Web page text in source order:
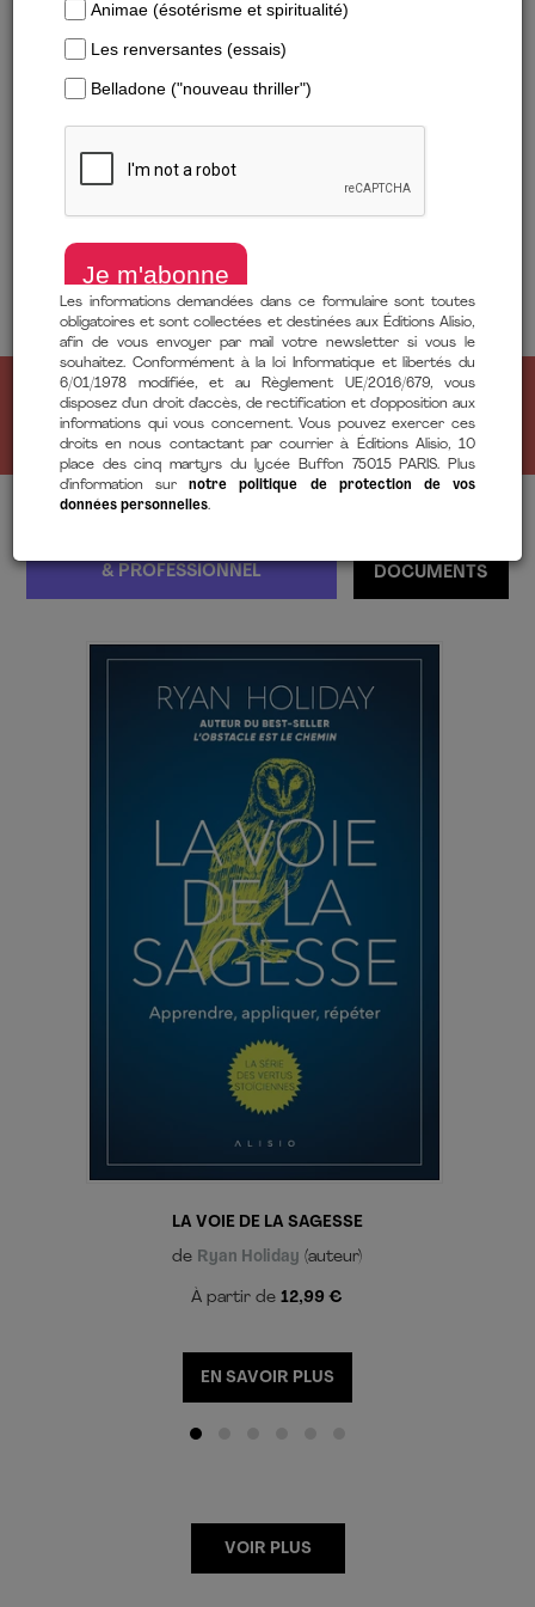
développement professionnel.
Pensée critique, méthodes concrètes et sagesse
intemporelle :
Alisio est le seul éditeur qui entraîne votre esprit comme
un athlète de haut niveau, en mettant les maîtres de la
réussite entre vos mains.
Abonnez-vous à notre newsletter
& PROFESSIONNEL
DOCUMENTS
LA VOIE DE LA SAGESSE
de Ryan Holiday (auteur)
À partir de12,99 €
EN SAVOIR PLUS
VOIR PLUS
Les informations demandées dans ce formulaire sont toutes
obligatoires et sont collectées et destinées aux Éditions Alisio,
afin de vous envoyer par mail votre newsletter si vous le
souhaitez. Conformément à la loi Informatique et libertés du
6/01/1978 modifiée, et au Règlement UE/2016/679, vous
disposez d'un droit d'accès, de rectification et d'opposition aux
informations qui vous concernent. Vous pouvez exercer ces
droits en nous contactant par courrier à Éditions Alisio, 10
place des cinq martyrs du lycée Buffon 75015 PARIS. Plus
d'information surnotre politique de protection de vos
données personnelles.